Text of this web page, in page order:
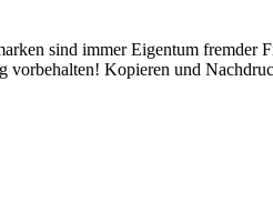
sind immer Eigentum
Kopieren und